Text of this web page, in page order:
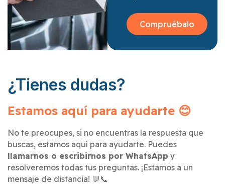
Compruébalo
¿Tienes dudas?
Estamos aquí para ayudarte 😊
No te preocupes, si no encuentras la respuesta que
buscas, estamos aquí para ayudarte. Puedes
llamarnos o escribirnos por WhatsApp y
resolveremos todas tus preguntas. ¡Estamos a un
mensaje de distancia! 💬📞